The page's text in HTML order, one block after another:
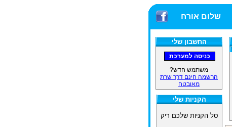
שלום אורח
החשבון שלי
משתמש חדש?
הרשמה חינם דרך שרת
מאובטח
הקניות שלי
סל הקניות שלכם ריק